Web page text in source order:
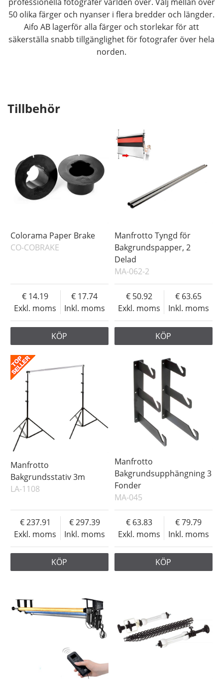
kan bli vågigt. Vi erbjuder smarta
förvaringslösningar så att du på enkelt och säkert
sätt kan förvara ditt bakgrundspapper.
50 olika färger och nyanser i flera bredder och längder.
Aifo AB lagerför alla färger och storlekar för att
säkerställa snabb tillgänglighet för fotografer över hela
norden.
Tillbehör
Colorama Paper Brake
CO-COBRAKE
Exkl. moms
14.19
Inkl. moms
17.74
KÖP
Manfrotto Tyngd för
Bakgrundspapper, 2
Delad
MA-062-2
Exkl. moms
50.92
Inkl. moms
63.65
KÖP
Manfrotto
Bakgrundsstativ 3m
LA-1108
Exkl. moms
237.91
Inkl. moms
297.39
KÖP
Manfrotto
Bakgrundsupphängning 3
Fonder
MA-045
Exkl. moms
63.83
Inkl. moms
79.79
KÖP